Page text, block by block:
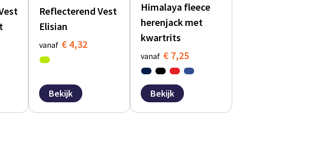
Reflecterend Vest
Elisian
vanaf € 4,32
Bekijk
Himalaya fleece
herenjack met
kwartrits
vanaf € 7,25
Bekijk